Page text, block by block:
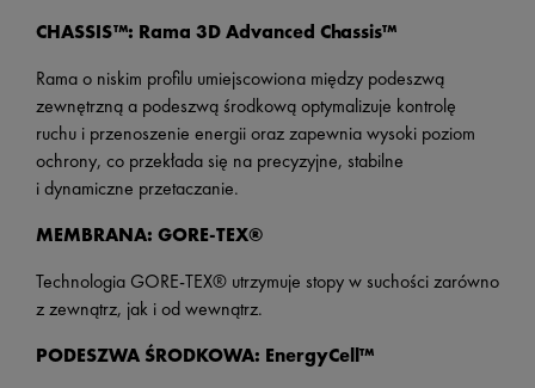
CHASSIS™: Rama 3D Advanced Chassis™
Rama o niskim profilu umiejscowiona między podeszwą
zewnętrzną a podeszwą środkową optymalizuje kontrolę
ruchu i przenoszenie energii oraz zapewnia wysoki poziom
ochrony, co przekłada się na precyzyjne, stabilne
i dynamiczne przetaczanie.
MEMBRANA: GORE-TEX®
Technologia GORE-TEX® utrzymuje stopy w suchości zarówno
z zewnątrz, jak i od wewnątrz.
PODESZWA ŚRODKOWA: EnergyCell™